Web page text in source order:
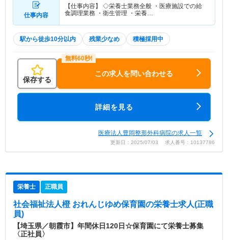
仕事内容
【仕事内容】 ◇栄養士業務全般 ・医療施設での給
食調理業務 ・衛生管理 ・栄養…
駅から徒歩10分以内 残業少なめ 積極採用中
保存する
この求人を問い合わせる
詳細を見る
医療法人豊岡整形外科病院の求人一覧
更新日：2025/07/03 求人番号：10137786
栄養士 正職員
社会福祉法人橙 おれんじゆめ保育園の栄養士求人(正職
員)
【埼玉県／朝霞市】年間休日120日☆保育園にて栄養士募集
〈正社員〉